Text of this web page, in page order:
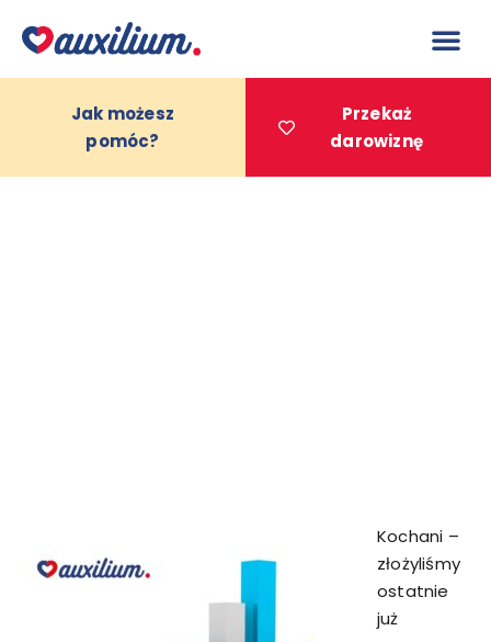
treści
Jak możesz
pomóc?
Przekaż
darowiznę
Kochani –
złożyliśmy
ostatnie
już